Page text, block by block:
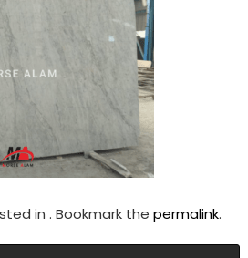
in . Bookmark the permalink.